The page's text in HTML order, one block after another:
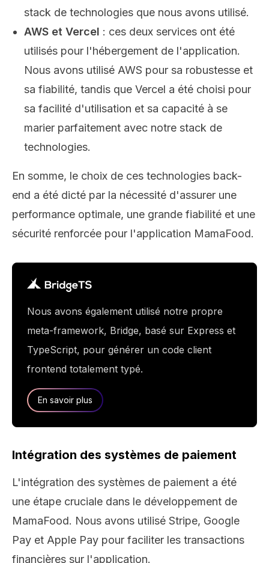
stack de technologies que nous avons utilisé.
AWS et Vercel : ces deux services ont été
utilisés pour l'hébergement de l'application.
Nous avons utilisé AWS pour sa robustesse et
sa fiabilité, tandis que Vercel a été choisi pour
sa facilité d'utilisation et sa capacité à se
marier parfaitement avec notre stack de
technologies.
En somme, le choix de ces technologies back-
end a été dicté par la nécessité d'assurer une
performance optimale, une grande fiabilité et une
sécurité renforcée pour l'application MamaFood.
Nous avons également utilisé notre propre
meta-framework, Bridge, basé sur Express et
TypeScript, pour générer un code client
frontend totalement typé.
En savoir plus
Intégration des systèmes de paiement
L'intégration des systèmes de paiement a été
une étape cruciale dans le développement de
MamaFood. Nous avons utilisé Stripe, Google
Pay et Apple Pay pour faciliter les transactions
financières sur l'application.